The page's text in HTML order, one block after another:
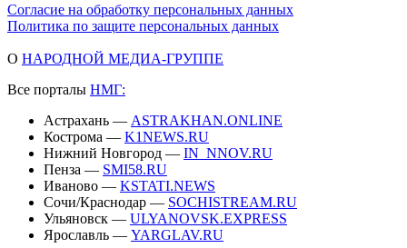
Согласие на обработку персональных данных
Политика по защите персональных данных
О НАРОДНОЙ МЕДИА-ГРУППЕ
Все порталы НМГ:
Астрахань — ASTRAKHAN.ONLINE
Кострома — K1NEWS.RU
Нижний Новгород — IN_NNOV.RU
Пенза — SMI58.RU
Иваново — KSTATI.NEWS
Сочи/Краснодар — SOCHISTREAM.RU
Ульяновск — ULYANOVSK.EXPRESS
Ярославль — YARGLAV.RU